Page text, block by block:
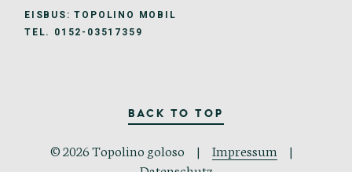
EISBUS: TOPOLINO MOBIL
TEL. 0152-03517359
BACK TO TOP
© 2026 Topolino goloso | Impressum |